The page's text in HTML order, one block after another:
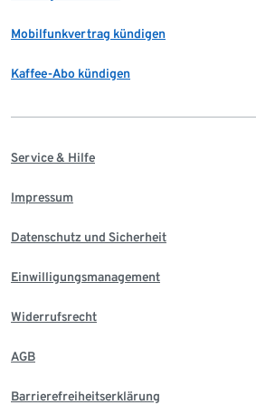
Mobilfunkvertrag kündigen
Kaffee-Abo kündigen
Service & Hilfe
Impressum
Datenschutz und Sicherheit
Einwilligungsmanagement
Widerrufsrecht
AGB
Barrierefreiheitserklärung